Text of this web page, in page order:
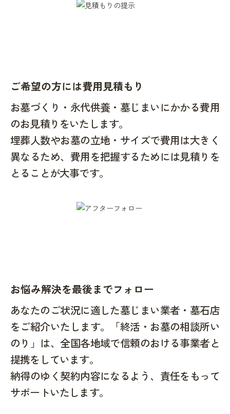
ご希望の方には費用見積もり
お墓づくり・永代供養・墓じまいにかかる費用
のお見積りをいたします。
埋葬人数やお墓の立地・サイズで費用は大きく
異なるため、費用を把握するためには見積りを
とることが大事です。
お悩み解決を最後までフォロー
あなたのご状況に適した墓じまい業者・墓石店
をご紹介いたします。「終活・お墓の相談所い
のり」は、全国各地域で信頼のおける事業者と
提携をしています。
納得のゆく契約内容になるよう、責任をもって
サポートいたします。